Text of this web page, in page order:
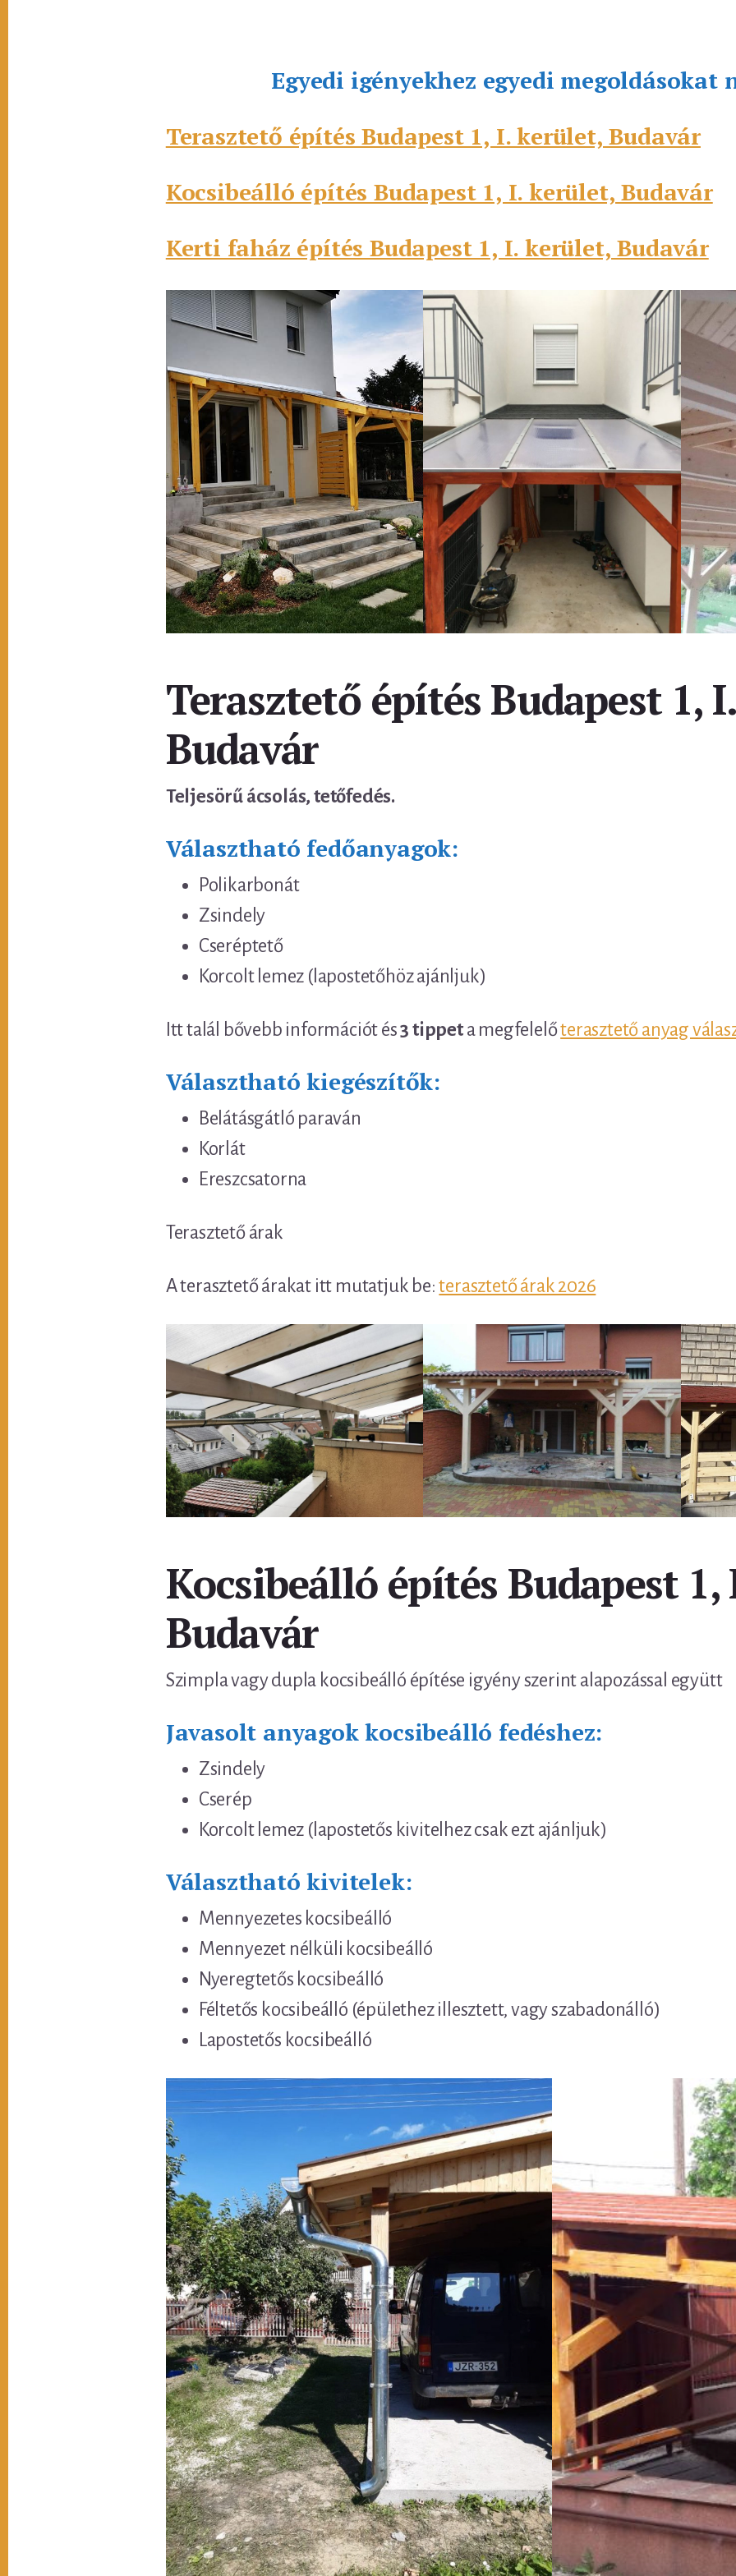
Egyedi igényekhez egyedi megoldásokat
Terasztető építés Budapest 1, I. kerület, Budavár
Kocsibeálló építés Budapest 1, I. kerület, Budavár
Kerti faház építés Budapest 1, I. kerület, Budavár
Terasztető építés Budapest 1,
Budavár
Teljesörű ácsolás, tetőfedés.
Választható fedőanyagok:
Polikarbonát
Zsindely
Cseréptető
Korcolt lemez (lapostetőhöz ajánljuk)
Itt talál bővebb információt és3 tippeta megfelelőterasztető anyag
Választható kiegészítők:
Belátásgátló paraván
Korlát
Ereszcsatorna
Terasztető árak
A terasztető árakat itt mutatjuk be:terasztető árak 2026
Kocsibeálló építés Budapest
Budavár
Szimpla vagy dupla kocsibeálló építése igyény szerint alapozással együtt
Javasolt anyagok kocsibeálló fedéshez:
Zsindely
Cserép
Korcolt lemez (lapostetős kivitelhez csak ezt ajánljuk)
Választható kivitelek:
Mennyezetes kocsibeálló
Mennyezet nélküli kocsibeálló
Nyeregtetős kocsibeálló
Féltetős kocsibeálló (épülethez illesztett, vagy szabadonálló)
Lapostetős kocsibeálló